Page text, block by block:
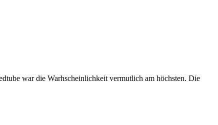
war die Warhscheinlichkeit vermutlich am höchsten. Die